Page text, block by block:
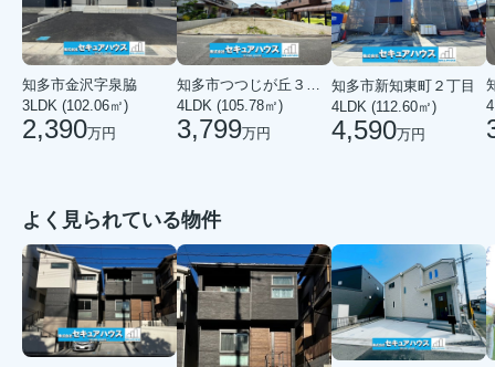
知多市金沢字泉脇
3LDK (102.06㎡)
2,390万円
知多市つつじが丘３丁目
4LDK (105.78㎡)
3,799万円
知多市新知東町２丁目
4LDK (112.60㎡)
4,590万円
よく見られている物件